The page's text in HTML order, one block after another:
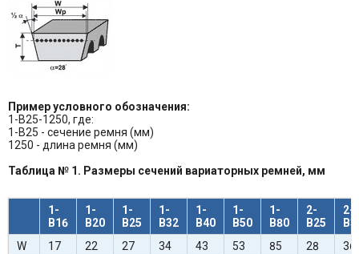
Пример условного обозначения:
1-B25-1250, где:
1-B25 - сечение ремня (мм)
1250 - длина ремня (мм)
Таблица № 1. Размеры сечений вариаторных ремней, мм
1-
В16
1-
В20
1-
В25
1-
В32
1-
В40
1-
В50
1-
В80
2-
В25
2-
W
17 22 27 34 43 53 85 28
36